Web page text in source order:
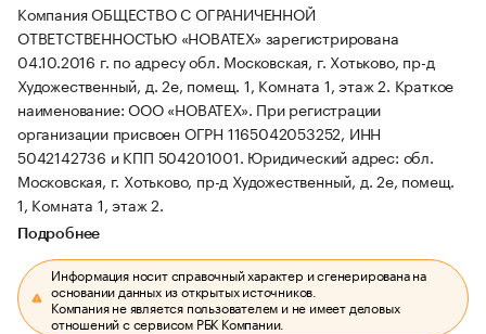
Компания ОБЩЕСТВО С ОГРАНИЧЕННОЙ
ОТВЕТСТВЕННОСТЬЮ «НОВАТЕХ» зарегистрирована
04.10.2016 г. по адресу обл. Московская, г. Хотьково, пр-д
Художественный, д. 2е, помещ. 1, Комната 1, этаж 2. Краткое
наименование: ООО «НОВАТЕХ». При регистрации
организации присвоен ОГРН 1165042053252, ИНН
5042142736 и КПП 504201001. Юридический адрес: обл.
Московская, г. Хотьково, пр-д Художественный, д. 2е, помещ.
1, Комната 1, этаж 2.
Подробнее
Информация носит справочный характер и сгенерирована на
основании данных из открытых источников.
Компания не является пользователем и не имеет деловых
отношений с сервисом РБК Компании.